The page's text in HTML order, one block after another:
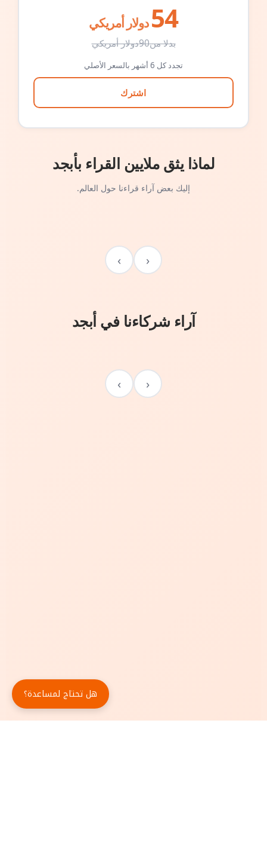
54 دولار أمريكي
بدلا من90دولار أمريكي
تجدد كل 6 أشهر بالسعر الأصلي
اشترك
لماذا يثق ملايين القراء بأبجد
إليك بعض آراء قراءنا حول العالم.
‹
›
آراء شركاءنا في أبجد
‹
›
هل تحتاج لمساعدة؟